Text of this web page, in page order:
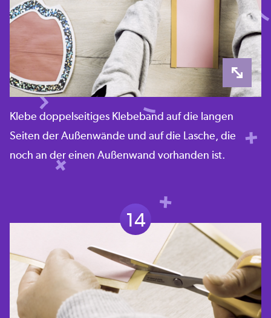
Klebe doppelseitiges Klebeband auf die langen
Seiten der Außenwände und auf die Lasche, die
noch an der einen Außenwand vorhanden ist.
14